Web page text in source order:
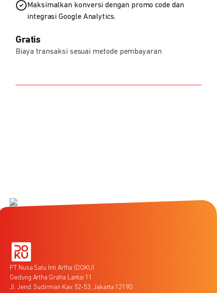
Maksimalkan konversi dengan promo code dan
integrasi Google Analytics.
Gratis
Biaya transaksi sesuai metode pembayaran
PT Nusa Satu Inti Artha (DOKU)
Gedung Artha Graha Lantai 11
Jl. Jend. Sudirman Kav. 52-53, Jakarta 12190